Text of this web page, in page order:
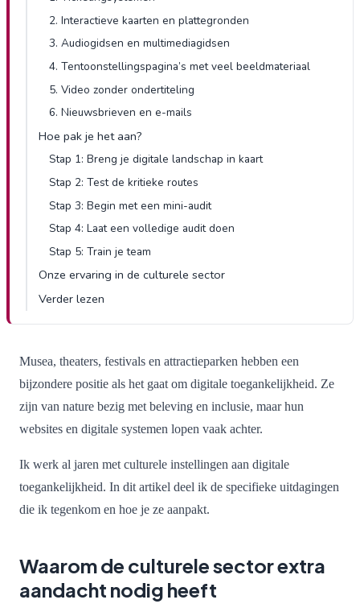
2. Interactieve kaarten en plattegronden
3. Audiogidsen en multimediagidsen
4. Tentoonstellingspagina’s met veel beeldmateriaal
5. Video zonder ondertiteling
6. Nieuwsbrieven en e-mails
Hoe pak je het aan?
Stap 1: Breng je digitale landschap in kaart
Stap 2: Test de kritieke routes
Stap 3: Begin met een mini-audit
Stap 4: Laat een volledige audit doen
Stap 5: Train je team
Onze ervaring in de culturele sector
Verder lezen
Musea, theaters, festivals en attractieparken hebben een
bijzondere positie als het gaat om digitale toegankelijkheid. Ze
zijn van nature bezig met beleving en inclusie, maar hun
websites en digitale systemen lopen vaak achter.
Ik werk al jaren met culturele instellingen aan digitale
toegankelijkheid. In dit artikel deel ik de specifieke uitdagingen
die ik tegenkom en hoe je ze aanpakt.
Waarom de culturele sector extra
aandacht nodig heeft